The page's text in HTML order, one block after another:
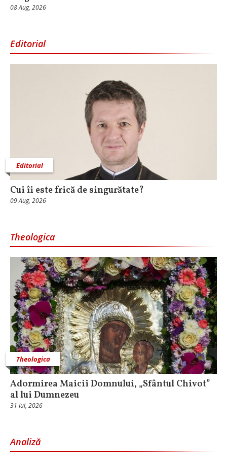
08 Aug, 2026
Editorial
Editorial
Cui îi este frică de singurătate?
09 Aug, 2026
Theologica
Theologica
Adormirea Maicii Domnului, „Sfântul Chivot”
al lui Dumnezeu
31 Iul, 2026
Analiză